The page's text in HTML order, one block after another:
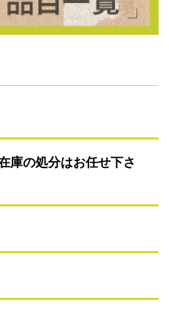
庫の処分はお任せ下さ